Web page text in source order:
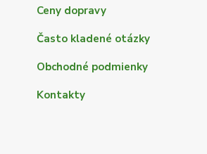
Ceny dopravy
Často kladené otázky
Obchodné podmienky
Kontakty